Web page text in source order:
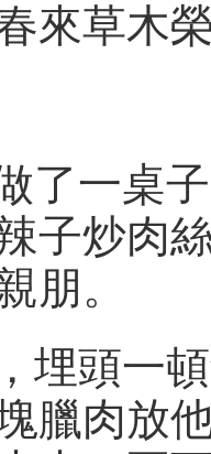
來草木
了一桌
子炒肉
朋。
埋頭一
臘肉放